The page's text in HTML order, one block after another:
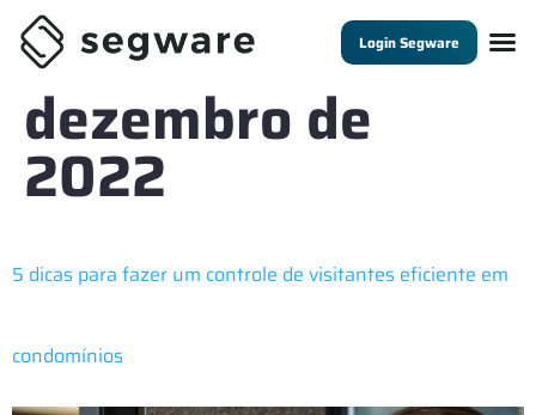
Login Segware
Dia:20 de
dezembro de
2022
5 dicas para fazer um controle de visitantes eficiente em
condomínios